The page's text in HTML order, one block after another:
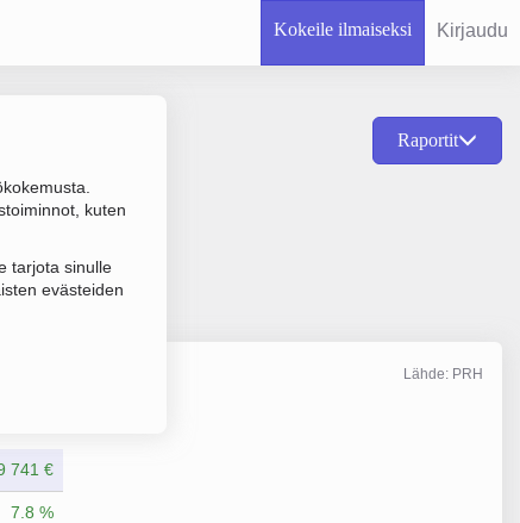
Kokeile ilmaiseksi Kirjaudu
kuten
tarjota sinulle
evästeiden
Raportit
Lähde: PRH
741 €
7.8 %